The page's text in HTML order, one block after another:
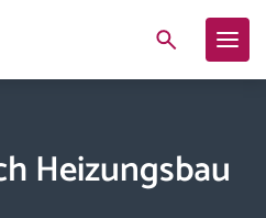
Heizungsbau